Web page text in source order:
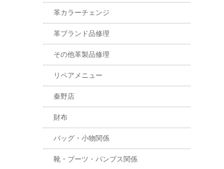
革カラーチェンジ
革ブランド品修理
その他革製品修理
リペアメニュー
秦野店
財布
バッグ・小物関係
靴・ブーツ・パンプス関係